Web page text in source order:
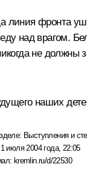
линия фронта
над врагом.
не должны
наших
Выступления и
1 июля 2004 года, 22:05
kremlin.ru/d/22530